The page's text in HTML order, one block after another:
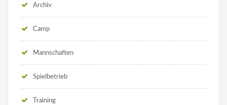
Archiv
Camp
Mannschaften
Spielbetrieb
Training